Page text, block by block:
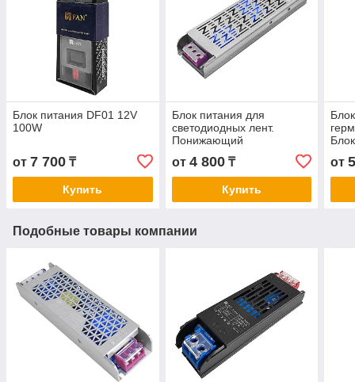
Блок питания DF01 12V
100W
от 7 700 ₸
Купить
Блок питания для
светодиодных лент.
Понижающий
трансформатор FAN LUX
24V 200W
от 4 800₸
Купить
от
Подобные товары компании